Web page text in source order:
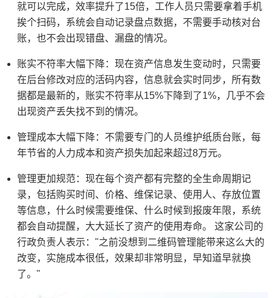
就可以完成，效率提升了15倍，工作人员只需要拿着手机
挨个扫码，系统会自动记录盘点数据，不需要手动核对台
账，也不会出现错盘、漏盘的情况。
账实不符率大幅下降：现在资产信息发生变动时，只需要
在后台修改对应的活码内容，信息就会实时同步，所有数
据都是最新的，账实不符率从15%下降到了1%，几乎不会
出现资产丢失找不到的情况。
管理成本大幅下降：不需要专门的人员维护纸质台账，每
年节省的人力成本和资产损失加起来超过8万元。
管理更加规范：现在每个资产都有完整的全生命周期记
录，包括购买时间、价格、维保记录、使用人、存放位置
等信息，什么时候需要维保、什么时候到报废年限，系统
都会自动提醒，大大延长了资产的使用寿命。
这家公司的
行政负责人表示："之前没想到二维码管理能带来这么大的
改变，实施成本很低，效果却非常明显，早知道早就换
了。"